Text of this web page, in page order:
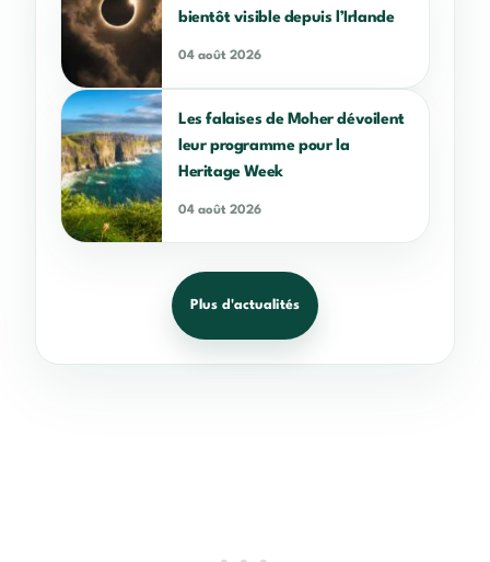
bientôt visible depuis l’Irlande
04 août 2026
Les falaises de Moher dévoilent
leur programme pour la
Heritage Week
04 août 2026
Plus d'actualités